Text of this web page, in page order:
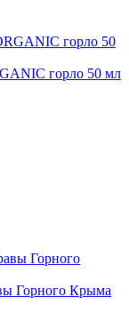
горло 50 мл
Горного Крыма